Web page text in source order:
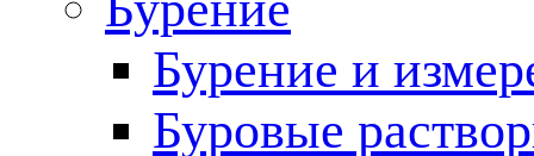
Бурение и
Буровые